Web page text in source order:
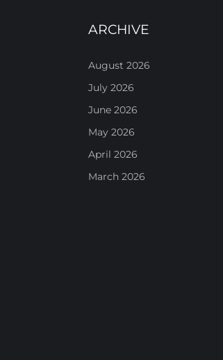
ARCHIVE
August 2026
July 2026
June 2026
May 2026
April 2026
March 2026